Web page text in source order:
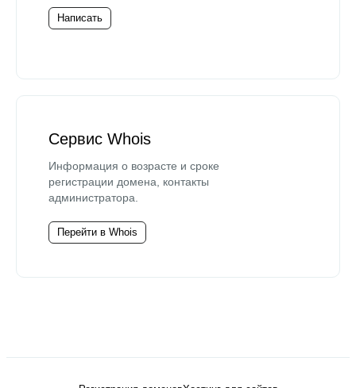
Написать
Сервис Whois
Информация о возрасте и сроке
регистрации домена, контакты
администратора.
Перейти в Whois